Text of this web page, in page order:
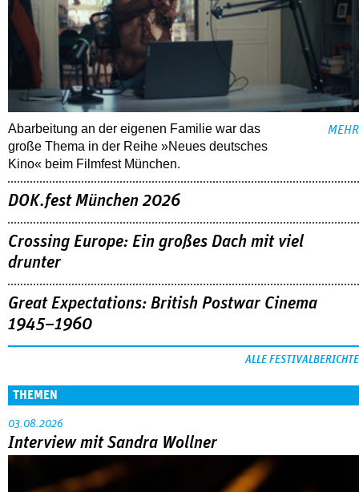
Abarbeitung an der eigenen Familie war das
große Thema in der Reihe »Neues deutsches
Kino« beim Filmfest München.
MEHR
DOK.fest München 2026
Crossing Europe: Ein großes Dach mit viel
drunter
Great Expectations: British Postwar Cinema
1945–1960
ALLE FESTIVALBERICHTE
THEMEN
03.08.2026
Interview mit Sandra Wollner